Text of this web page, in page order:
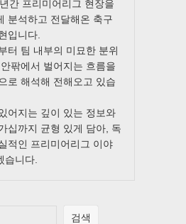
간 프리미어리그 현장을
분석하고 전달해온 축구
입니다.
터 팀 내부의 미묘한 분위
팎에서 벌어지는 흐름을
로 해석해 전해오고 있습
어지는 깊이 있는 정보와
십까지 균형 있게 담아, 독
적인 프리미어리그 이야
습니다.
검색